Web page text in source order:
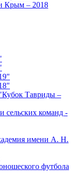
Крым – 2018
Тавриды –
сельских команд -
имени А. Н.
футбола